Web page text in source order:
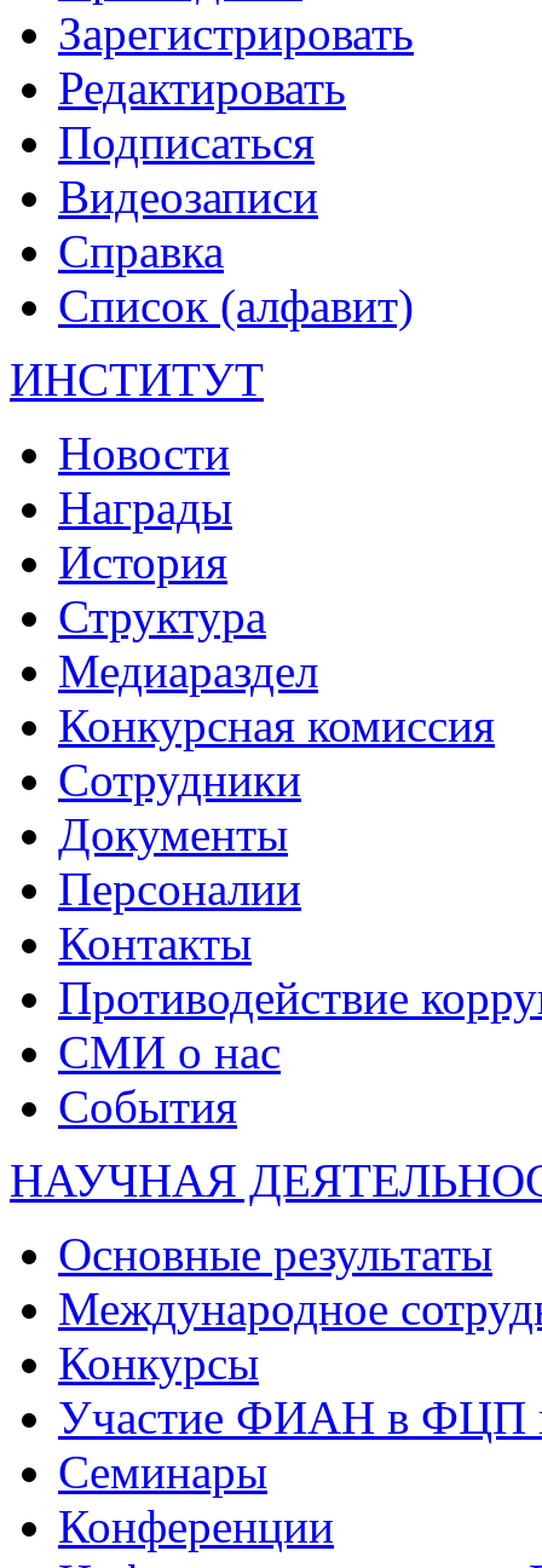
Зарегистрировать
Редактировать
Подписаться
Видеозаписи
Справка
Список (алфавит)
ИНСТИТУТ
Новости
Награды
История
Структура
Медиараздел
Конкурсная комиссия
Сотрудники
Документы
Персоналии
Контакты
Противодействие
СМИ о нас
События
НАУЧНАЯ
Основные результаты
Международное
Конкурсы
Участие ФИАН в ФЦП
Семинары
Конференции